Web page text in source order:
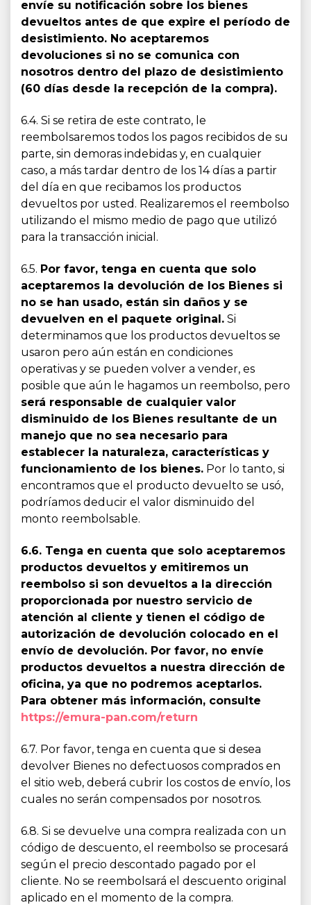
envíe su notificación sobre los bienes
devueltos antes de que expire el período de
desistimiento. No aceptaremos
devoluciones si no se comunica con
nosotros dentro del plazo de desistimiento
(60 días desde la recepción de la compra).
6.4. Si se retira de este contrato, le
reembolsaremos todos los pagos recibidos de su
parte, sin demoras indebidas y, en cualquier
caso, a más tardar dentro de los 14 días a partir
del día en que recibamos los productos
devueltos por usted. Realizaremos el reembolso
utilizando el mismo medio de pago que utilizó
para la transacción inicial.
6.5. Por favor, tenga en cuenta que solo
aceptaremos la devolución de los Bienes si
no se han usado, están sin daños y se
devuelven en el paquete original. Si
determinamos que los productos devueltos se
usaron pero aún están en condiciones
operativas y se pueden volver a vender, es
posible que aún le hagamos un reembolso, pero
será responsable de cualquier valor
disminuido de los Bienes resultante de un
manejo que no sea necesario para
establecer la naturaleza, características y
funcionamiento de los bienes. Por lo tanto, si
encontramos que el producto devuelto se usó,
podríamos deducir el valor disminuido del
monto reembolsable.
6.6. Tenga en cuenta que solo aceptaremos
productos devueltos y emitiremos un
reembolso si son devueltos a la dirección
proporcionada por nuestro servicio de
atención al cliente y tienen el código de
autorización de devolución colocado en el
envío de devolución. Por favor, no envíe
productos devueltos a nuestra dirección de
oficina, ya que no podremos aceptarlos.
Para obtener más información, consulte
https://emura-pan.com/return
6.7. Por favor, tenga en cuenta que si desea
devolver Bienes no defectuosos comprados en
el sitio web, deberá cubrir los costos de envío, los
cuales no serán compensados por nosotros.
6.8. Si se devuelve una compra realizada con un
código de descuento, el reembolso se procesará
según el precio descontado pagado por el
cliente. No se reembolsará el descuento original
aplicado en el momento de la compra.